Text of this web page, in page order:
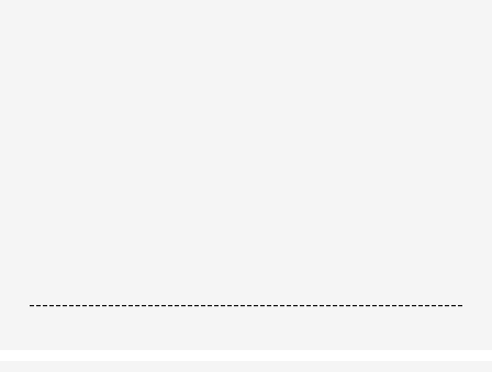
------------------------------------------------------------------